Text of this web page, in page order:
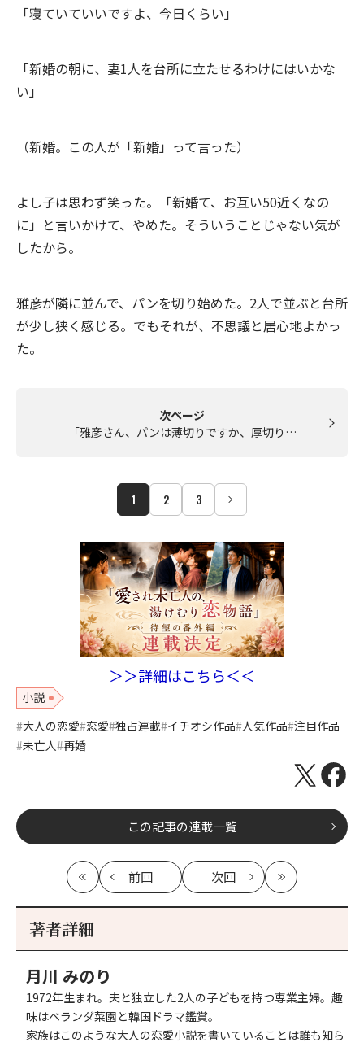
「寝ていていいですよ、今日くらい」
「新婚の朝に、妻1人を台所に立たせるわけにはいかな
い」
（新婚。この人が「新婚」って言った）
よし子は思わず笑った。「新婚て、お互い50近くなの
に」と言いかけて、やめた。そういうことじゃない気が
したから。
雅彦が隣に並んで、パンを切り始めた。2人で並ぶと台所
が少し狭く感じる。でもそれが、不思議と居心地よかっ
た。
次ページ
「雅彦さん、パンは薄切りですか、厚切り…
1 2 3
＞＞詳細はこちら＜＜
小説
大人の恋愛 恋愛 独占連載 イチオシ作品 人気作品 注目作品
未亡人 再婚
この記事の連載一覧
最
初
前回
記
次回
記
最
新
著者詳細
月川 みのり
1972年生まれ。夫と独立した2人の子どもを持つ専業主婦。趣
味はベランダ菜園と韓国ドラマ鑑賞。
家族はこのような大人の恋愛小説を書いていることは誰も知ら